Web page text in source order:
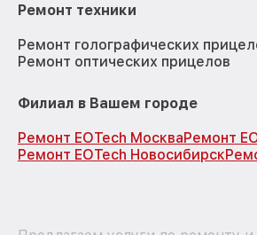
Ремонт техники
Ремонт голографических
Ремонт оптических прицелов
Филиал в Вашем городе
Ремонт EOTech МоскваРемонт
Ремонт EOTech Новосибирск